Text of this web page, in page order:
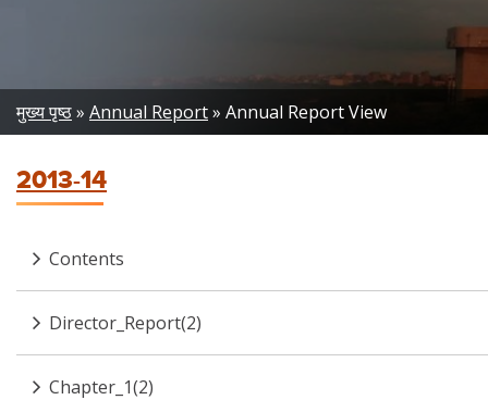
Breadcrumb
मुख्य पृष्ठ Annual Report Annual Report View
2013-14
Contents
Director_Report(2)
Chapter_1(2)